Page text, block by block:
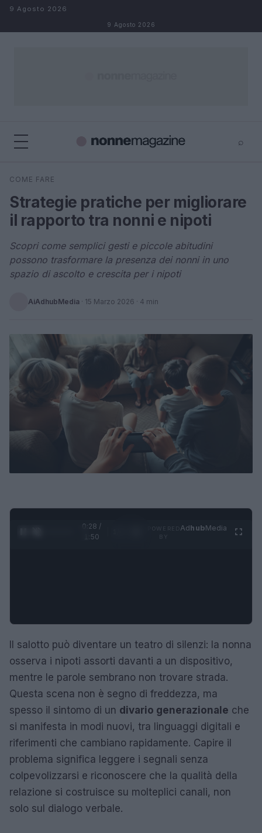
Salta al contenuto
9 Agosto 2026
9 Agosto 2026
⌕
Cerca
COME FARE
Strategie pratiche per migliorare
il rapporto tra nonni e nipoti
Scopri come semplici gesti e piccole abitudini
possono trasformare la presenza dei nonni in uno
spazio di ascolto e crescita per i nipoti
AiAdhubMedia · 15 Marzo 2026 · 4 min
0:29 /
1:50
AdhubMedia
Il salotto può diventare un teatro di silenzi: la nonna
osserva i nipoti assorti davanti a un dispositivo,
mentre le parole sembrano non trovare strada.
Questa scena non è segno di freddezza, ma
spesso il sintomo di un divario generazionale che
si manifesta in modi nuovi, tra linguaggi digitali e
riferimenti che cambiano rapidamente. Capire il
problema significa leggere i segnali senza
colpevolizzarsi e riconoscere che la qualità della
relazione si costruisce su molteplici canali, non
solo sul dialogo verbale.